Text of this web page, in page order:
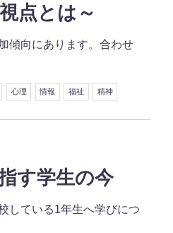
点とは～
傾向にあります。合わせ
心理 情報 福祉 精神
す学生の今
している1年生へ学びにつ